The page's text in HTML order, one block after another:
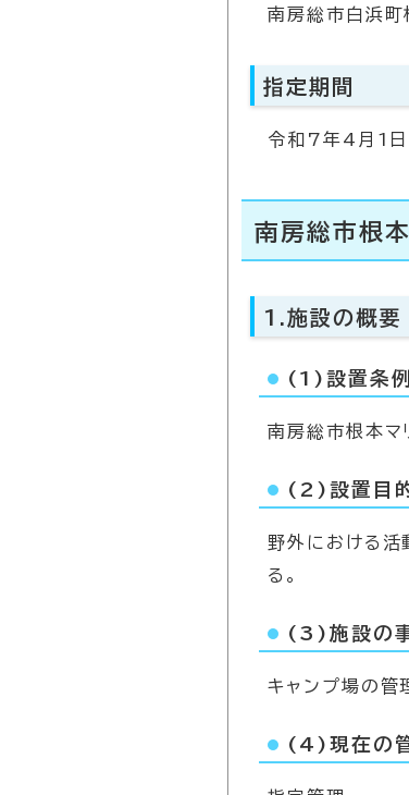
南房総市白浜
指定期間
令和7年4月1
南房総市根
1.施設の概要
(1)設置条例
南房総市根本マ
(2)設置目
野外における活
る。
(3)施設の
キャンプ場の管
(4)現在の